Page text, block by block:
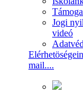
Jogi
videó
mail....